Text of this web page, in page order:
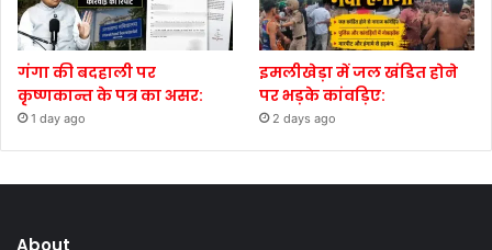
गंगा की बदहाली पर
कृष्णकान्त के पत्र का असर:
1 day ago
इमलीखेड़ा में जल खंडित होने
पर भड़के कांवड़िए:
2 days ago
About